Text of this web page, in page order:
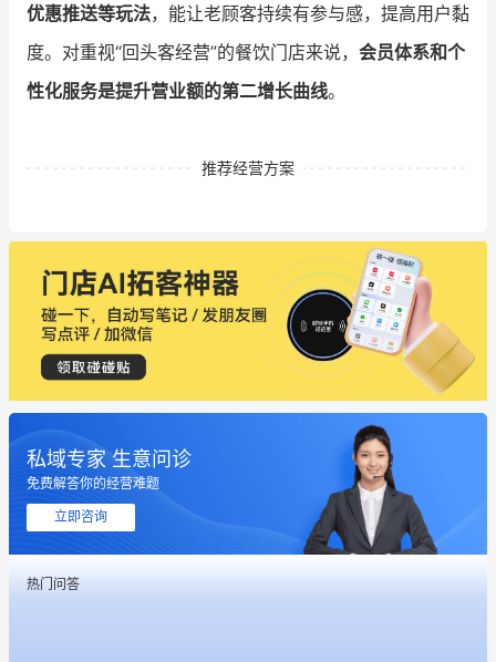
优惠推送等玩法，能让老顾客持续有参与感，提高用户黏
度。对重视“回头客经营”的餐饮门店来说， 会员体系和个
性化服务是提升营业额的第二增长曲线。
推荐经营方案
私域专家 生意问诊
免费解答你的经营难题
立即咨询
热门问答